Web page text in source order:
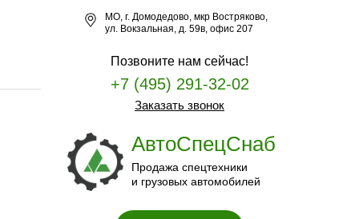
Продажа спецтехники
и грузовых автомобилей
АвтоСпецСнаб
МО, г. Домодедово, мкр Востряково,
ул. Вокзальная, д. 59в, офис 207
Позвоните нам сейчас!
+7 (495) 291-32-02
Заказать звонок